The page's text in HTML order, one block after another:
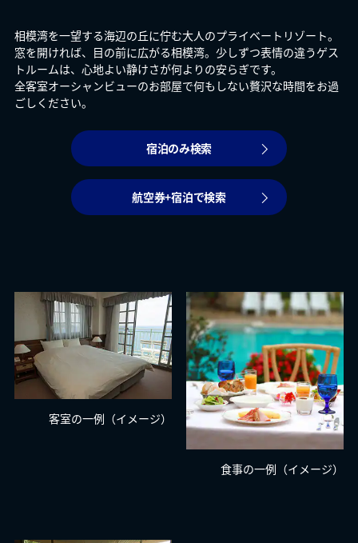
相模湾を一望する海辺の丘に佇む大人のプライベートリゾート。
窓を開ければ、目の前に広がる相模湾。少しずつ表情の違うゲス
トルームは、心地よい静けさが何よりの安らぎです。
全客室オーシャンビューのお部屋で何もしない贅沢な時間をお過
ごしください。
宿泊のみ検索
航空券+宿泊で検索
客室の一例（イメージ）
食事の一例（イメージ）